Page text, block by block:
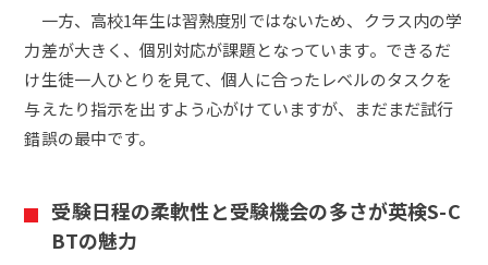
一方、高校1年生は習熟度別ではないため、クラス内の学
力差が大きく、個別対応が課題となっています。できるだ
け生徒一人ひとりを見て、個人に合ったレベルのタスクを
与えたり指示を出すよう心がけていますが、まだまだ試行
錯誤の最中です。
受験日程の柔軟性と受験機会の多さが英検S-C
BTの魅力